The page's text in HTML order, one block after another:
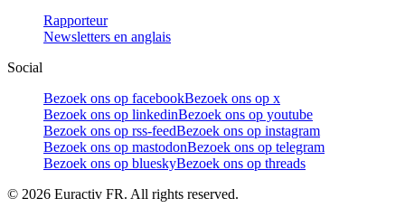
Rapporteur
Newsletters en anglais
Social
Bezoek ons op facebookBezoek ons op x
Bezoek ons op linkedinBezoek ons op youtube
Bezoek ons op rss-feedBezoek ons op instagram
Bezoek ons op mastodonBezoek ons op telegram
Bezoek ons op blueskyBezoek ons op threads
© 2026 Euractiv FR. All rights reserved.